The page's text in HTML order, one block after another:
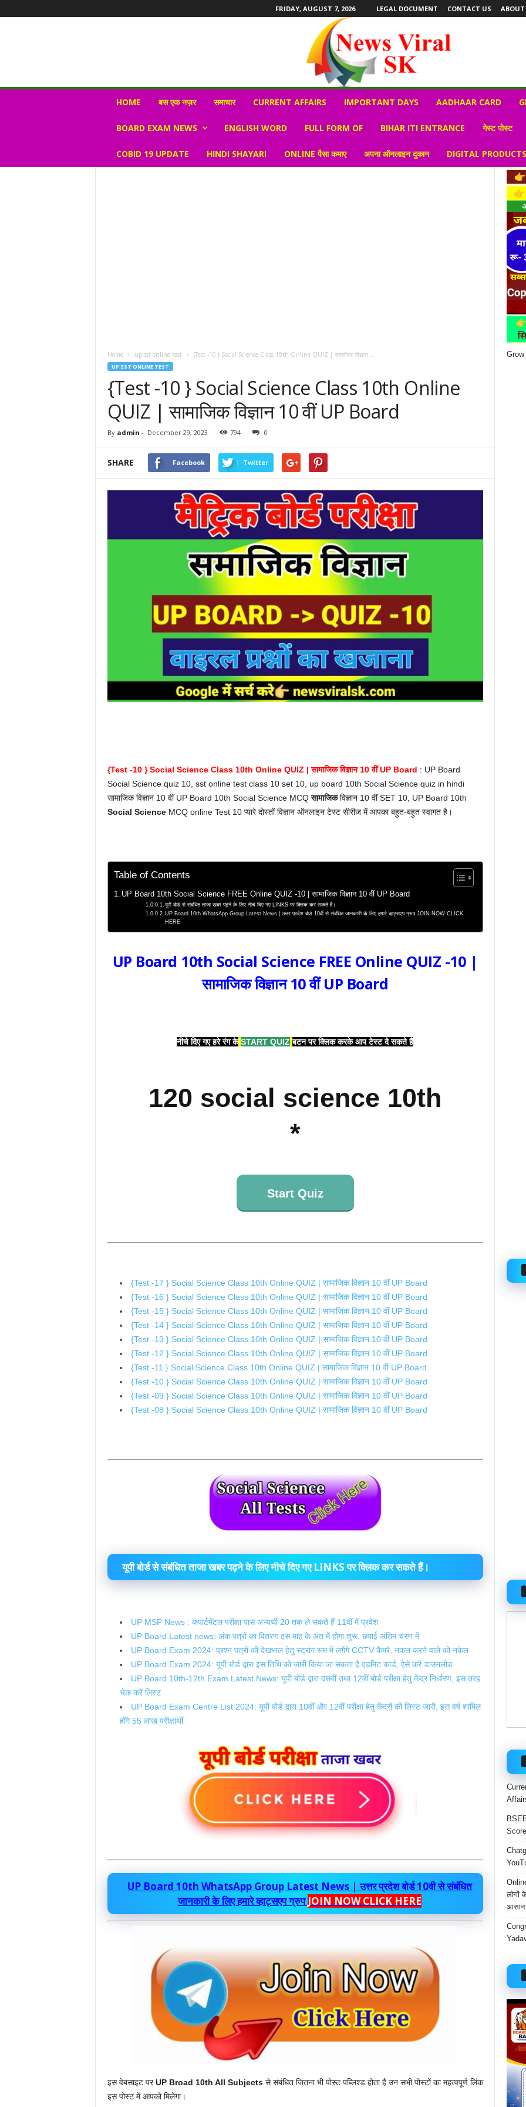
FRIDAY, AUGUST 7, 2026 LEGAL DOCUMENT CONTACT US ABOUT
r
HOME बस एक नज़र समाचार CURRENT AFFAIRS IMPORTANT DAYS AADHAAR CARD
BOARD EXAM NEWS ENGLISH WORD FULL FORM OF BIHAR ITI ENTRANCE गेस्ट पोस्ट
COBID 19 UPDATE HINDI SHAYARI ONLINE पैसा कमाए अपना ऑनलाइन दुकान DIGITAL
Home up sst online test {Test -10 } Social Science Class 10th Online QUIZ | सामाजिक विज्ञान...
UP SST ONLINE TEST
{Test -10 } Social Science Class 10th Online
QUIZ | सामाजिक विज्ञान 10 वीं UP Board
By admin - December 29, 2023 794 0
SHARE Facebook Twitter
{Test -10 } Social Science Class 10th Online QUIZ | सामाजिक विज्ञान 10 वीं UP Board : UP Board
Social Science quiz 10, sst online test class 10 set 10, up board 10th Social Science quiz in hindi
सामाजिक विज्ञान 10 वीं UP Board 10th Social Science MCQसामाजिकविज्ञान 10 वीं SET 10, UP Board 10th
Social ScienceMCQ online Test 10 प्यारे दोस्तों विज्ञान ऑनलाइन टेस्ट सीरीज में आपका बहुत-बहुत स्वागत है।
Table of Contents
UP Board 10th Social Science FREE Online QUIZ -10 | सामाजिक विज्ञान 10 वीं UP Board
यूपी बोर्ड से संबंधित ताजा खबर पढ़ने के लिए नीचे दिए गए LINKS पर क्लिक कर सकते हैं।
UP Board 10th WhatsApp Group Latest News | उत्तर प्रदेश बोर्ड 10वी से संबंधित जानकारी के लिए हमारे व्हाट्सएप ग्रुप JOIN NOW CLICK
HERE
UP Board 10th Social Science FREE Online QUIZ -10 |
सामाजिक विज्ञान 10 वींUP Board
नीचे दिए गए हरे रंग के START QUIZ बटन पर क्लिक करके आप टेस्ट दे सकते हैं
120 social science 10th
*
Start Quiz
{Test -17 } Social Science Class 10th Online QUIZ | सामाजिक विज्ञान 10 वीं UP Board
{Test -16 } Social Science Class 10th Online QUIZ | सामाजिक विज्ञान 10 वीं UP Board
{Test -15 } Social Science Class 10th Online QUIZ | सामाजिक विज्ञान 10 वीं UP Board
{Test -14 } Social Science Class 10th Online QUIZ | सामाजिक विज्ञान 10 वीं UP Board
{Test -13 } Social Science Class 10th Online QUIZ | सामाजिक विज्ञान 10 वीं UP Board
{Test -12 } Social Science Class 10th Online QUIZ | सामाजिक विज्ञान 10 वीं UP Board
{Test -11 } Social Science Class 10th Online QUIZ | सामाजिक विज्ञान 10 वीं UP Board
{Test -10 } Social Science Class 10th Online QUIZ | सामाजिक विज्ञान 10 वीं UP Board
{Test -09 } Social Science Class 10th Online QUIZ | सामाजिक विज्ञान 10 वीं UP Board
{Test -08 } Social Science Class 10th Online QUIZ | सामाजिक विज्ञान 10 वीं UP Board
यूपी बोर्ड से संबंधित ताजा खबर पढ़ने के लिए नीचे दिए गए LINKS पर क्लिक कर सकते हैं।
UP MSP News : कंपार्टमेंटल परीक्षा पास अभ्यर्थी 20 तक ले सकते हैं 11वीं में प्रवेश
UP Board Latest news: अंक पत्रों का वितरण इस माह के अंत में होगा शुरू, छपाई अंतिम चरण में
UP Board Exam 2024: प्रश्न पत्रों की देखभाल हेतु स्ट्रांग रूम में लगेंगे CCTV कैमरे, नकल करने वाले को नकेल
UP Board Exam 2024: यूपी बोर्ड द्वारा इस तिथि को जारी किया जा सकता है एडमिट कार्ड, ऐसे करें डाउनलोड
UP Board 10th-12th Exam Latest News: यूपी बोर्ड द्वारा दसवीं तथा 12वीं बोर्ड परीक्षा हेतु केंद्र निर्धारण, इस तरह
चेक करें लिस्ट
UP Board Exam Centre List 2024: यूपी बोर्ड द्वारा 10वीं और 12वीं परीक्षा हेतु केंद्रों की लिस्ट जारी, इस वर्ष शामिल
होंगे 55 लाख परीक्षार्थी
UP Board 10th WhatsApp Group Latest News | उत्तर प्रदेश बोर्ड 10वी से संबंधित
जानकारी के लिए हमारे व्हाट्सएप ग्रुप JOIN NOW CLICK HERE
इस वेबसाइट परUP Broad 10th All Subjectsसे संबंधित जितना भी पोस्ट पब्लिश्ड होता है उन सभी पोस्टों का महत्वपूर्ण लिंक
इस पोस्ट में आपको मिलेगा।
लोगों
आसान